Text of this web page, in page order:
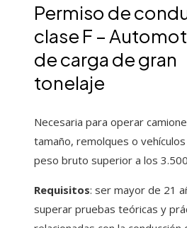
Permiso de
clase F –
de carga de gran
tonelaje
Necesaria para operar
tamaño, remolques o vehículos
peso bruto superior a los
Requisitos: ser mayor de 21
superar pruebas teóricas y